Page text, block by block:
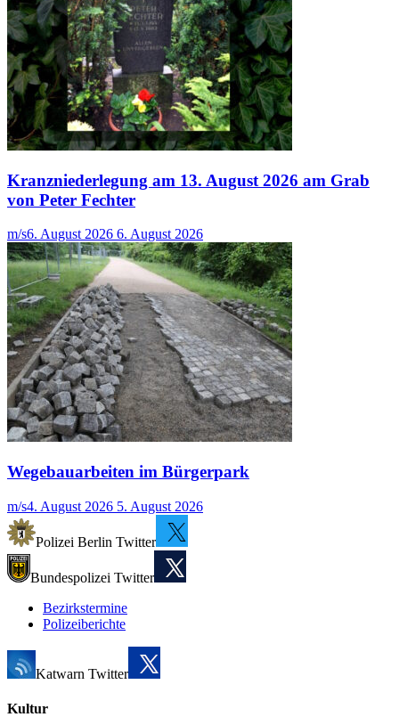
Kranzniederlegung am 13. August 2026 am Grab
von Peter Fechter
m/s6. August 2026 6. August 2026
Wegebauarbeiten im Bürgerpark
m/s4. August 2026 5. August 2026
Polizei Berlin Twitter
Bundespolizei Twitter
Bezirkstermine
Polizeiberichte
Katwarn Twitter
Kultur